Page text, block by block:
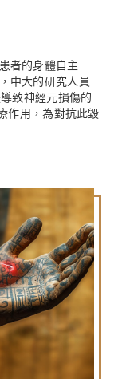
者的身體自主
中大的研究人員
致神經元損傷的
作用，為對抗此毀